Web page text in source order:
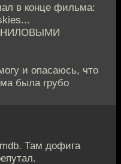
в конце фильма:
и опасаюсь, что
была грубо
Там дофига